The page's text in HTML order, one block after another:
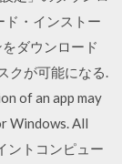
ド・インストー
ダウンロード
クが可能になる.
of an app may
Windows. All
ントコンピュー